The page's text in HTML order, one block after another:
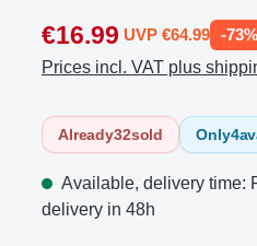
€16.99 UVP €64.99 -73%
Prices incl. VAT plus
Already32sold Only4
Available, delivery time:
delivery in 48h